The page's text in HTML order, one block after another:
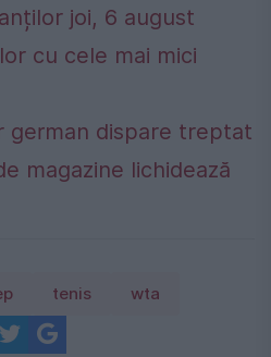
joi, 6 august
cu cele mai mici
german dispare treptat
magazine lichidează
tenis wta